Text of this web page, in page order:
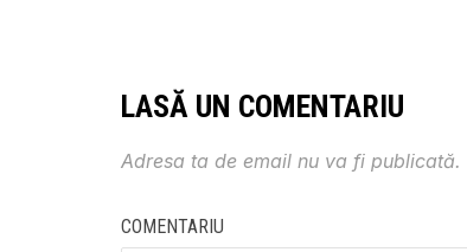
LASĂ UN COMENTARIU
Adresa ta de email nu va fi publicată.
COMENTARIU